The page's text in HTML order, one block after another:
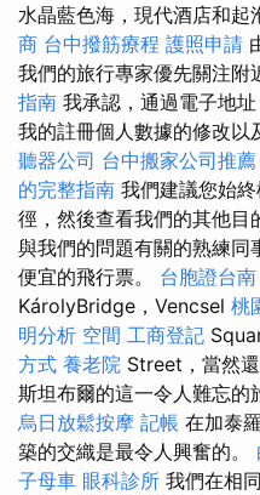
水晶藍色海，現代酒店和起
商 台中撥筋療程 護照申請
我們的旅行專家優先關注附
指南 我承認，通過電子地
我的註冊個人數據的修改以
聽器公司 台中搬家公司推薦
的完整指南 我們建議您始
徑，然後查看我們的其他目
與我們的問題有關的熟練同
便宜的飛行票。 台胞證台南
KárolyBridge，Vencsel 桃
明分析 空間 工商登記
方式 養老院 Street，當然
斯坦布爾的這一令人難忘的
烏日放鬆按摩 記帳 在加泰
築的交織是最令人興奮的。
子母車 眼科診所 我們在相